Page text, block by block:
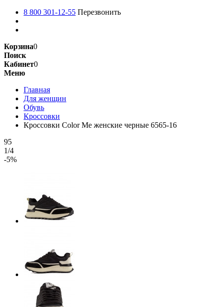
8 800 301-12-55 Перезвонить
Корзина0
Поиск
Кабинет0
Меню
Главная
Для женщин
Обувь
Кроссовки
Кроссовки Color Me женские черные 6565-16
95
1/4
-5%